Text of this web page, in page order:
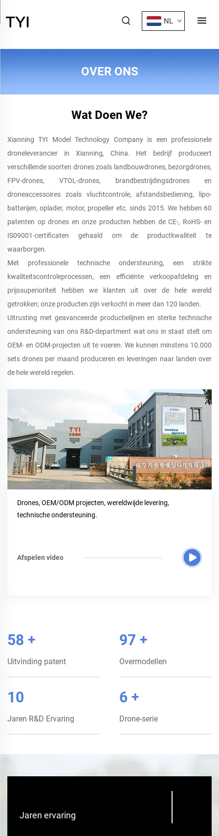
NL
OVER ONS
Wat Doen We?
Xianning TYI Model Technology Company is een professionele
droneleverancier in Xianning, China. Het bedrijf produceert
verschillende soorten drones zoals landbouwdrones, bezorgdrones,
FPV-drones, VTOL-drones, brandbestrijdingsdrones en
droneaccessoires zoals vluchtcontrole, afstandsbediening, lipo-
batterijen, oplader, motor, propeller etc. sinds 2015. We hebben 60
patenten op drones en onze producten hebben de CE-, RoHS- en
IS09001-certificaten gehaald om de productkwaliteit te
waarborgen.
Met professionele technische ondersteuning, een strikte
kwaliteitscontroleprocessen, een efficiënte verkoopafdeling en
prijssuperioriteit hebben we klanten uit over de hele wereld
getrokken; onze producten zijn verkocht in meer dan 120 landen.
Uitrusting met geavanceerde productielijnen en sterke technische
ondersteuning van ons R&D-department wat ons in staat stelt om
OEM- en ODM-projecten uit te voeren. We kunnen minstens 10.000
sets drones per maand produceren en leveringen naar landen over
de hele wereld regelen.
Drones, OEM/ODM projecten, wereldwijde levering,
technische ondersteuning.
Afspelen video
60 +
Uitvinding patent
100
Overmodellen
10
Jaren R&D Ervaring
6 +
Drone-serie
Jaren ervaring